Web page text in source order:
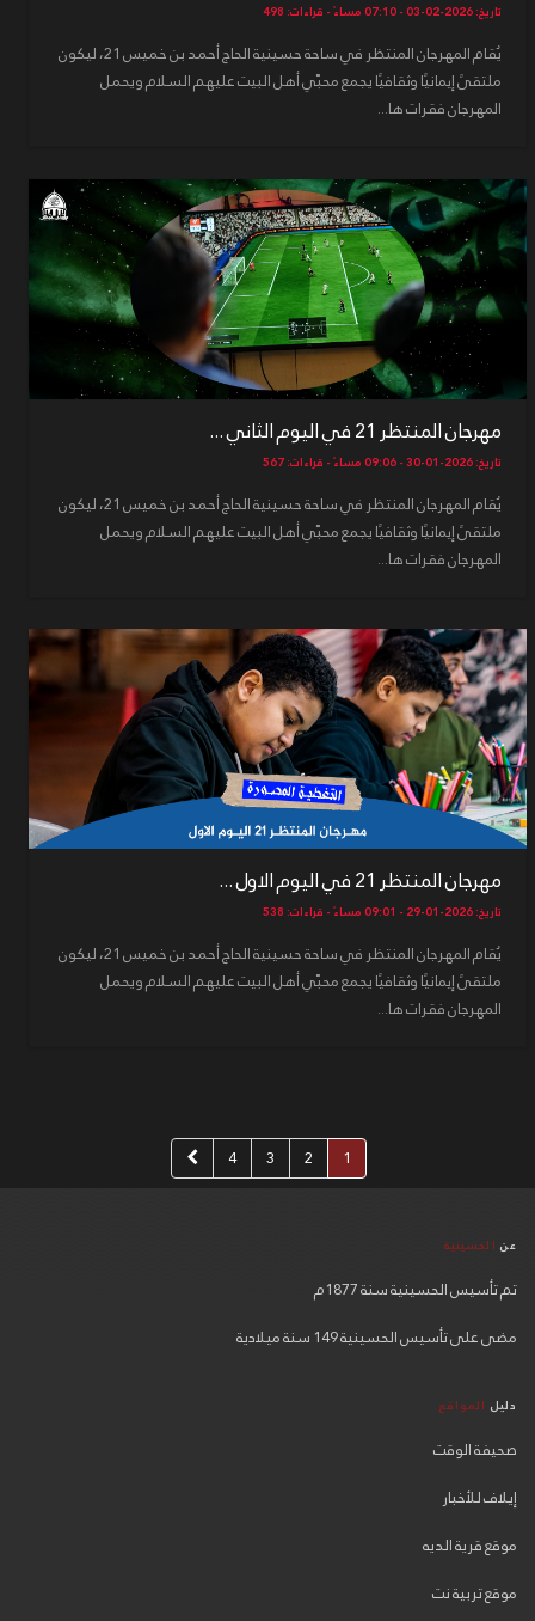
تاريخ: 2026-02-03 - 07:10 مساءً - قراءات: 498
يُقام المهرجان المنتظر في ساحة حسينية الحاج أحمد بن خميس 21، ليكون
ملتقىً إيمانيًا وثقافيًا يجمع محبّي أهل البيت عليهم السلام ويحمل
المهرجان فقرات ها...
مهرجان المنتظر 21 في اليوم الثاني ...
تاريخ: 2026-01-30 - 09:06 مساءً - قراءات: 567
يُقام المهرجان المنتظر في ساحة حسينية الحاج أحمد بن خميس 21، ليكون
ملتقىً إيمانيًا وثقافيًا يجمع محبّي أهل البيت عليهم السلام ويحمل
المهرجان فقرات ها...
مهرجان المنتظر 21 في اليوم الاول ...
تاريخ: 2026-01-29 - 09:01 مساءً - قراءات: 538
يُقام المهرجان المنتظر في ساحة حسينية الحاج أحمد بن خميس 21، ليكون
ملتقىً إيمانيًا وثقافيًا يجمع محبّي أهل البيت عليهم السلام ويحمل
المهرجان فقرات ها...
1
2
3
4
عن الحسينية
تم تأسيس الحسينية سنة 1877م
مضى على تأسيس الحسينية 149 سنة ميلادية
دليل المواقع
صحيفة الوقت
إيلاف للأخبار
موقع قرية الديه
موقع تربية نت